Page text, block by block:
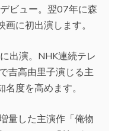
ビュー。翌07年に森
に初出演します。
出演。NHK連続テレ
吉高由里子演じる主
度を高めます。
量した主演作「俺物